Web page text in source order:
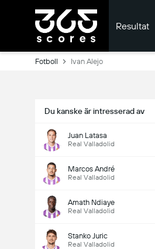
Resultat
Fotboll Ivan Alejo
Du kanske är intresserad av
Juan Latasa
Real Valladolid
Marcos André
Real Valladolid
Amath Ndiaye
Real Valladolid
Stanko Juric
Real Valladolid